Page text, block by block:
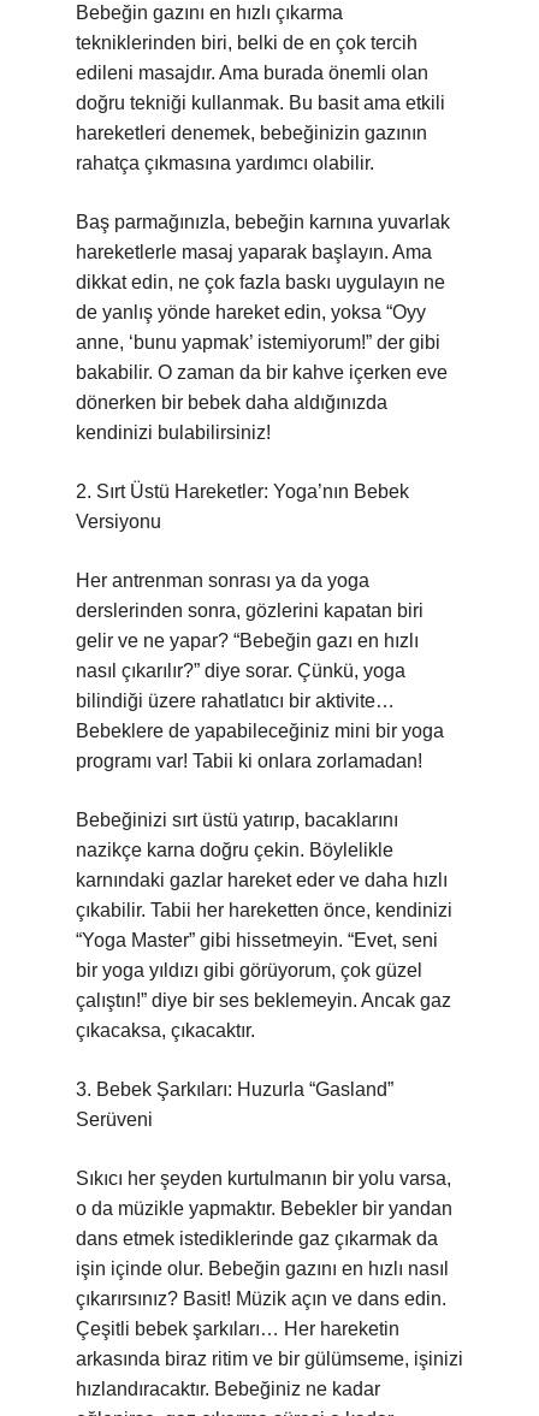
Bebeğin gazını en hızlı çıkarma
tekniklerinden biri, belki de en çok tercih
edileni masajdır. Ama burada önemli olan
doğru tekniği kullanmak. Bu basit ama etkili
hareketleri denemek, bebeğinizin gazının
rahatça çıkmasına yardımcı olabilir.
Baş parmağınızla, bebeğin karnına yuvarlak
hareketlerle masaj yaparak başlayın. Ama
dikkat edin, ne çok fazla baskı uygulayın ne
de yanlış yönde hareket edin, yoksa “Oyy
anne, ‘bunu yapmak’ istemiyorum!” der gibi
bakabilir. O zaman da bir kahve içerken eve
dönerken bir bebek daha aldığınızda
kendinizi bulabilirsiniz!
2. Sırt Üstü Hareketler: Yoga’nın Bebek
Versiyonu
Her antrenman sonrası ya da yoga
derslerinden sonra, gözlerini kapatan biri
gelir ve ne yapar? “Bebeğin gazı en hızlı
nasıl çıkarılır?” diye sorar. Çünkü, yoga
bilindiği üzere rahatlatıcı bir aktivite…
Bebeklere de yapabileceğiniz mini bir yoga
programı var! Tabii ki onlara zorlamadan!
Bebeğinizi sırt üstü yatırıp, bacaklarını
nazikçe karna doğru çekin. Böylelikle
karnındaki gazlar hareket eder ve daha hızlı
çıkabilir. Tabii her hareketten önce, kendinizi
“Yoga Master” gibi hissetmeyin. “Evet, seni
bir yoga yıldızı gibi görüyorum, çok güzel
çalıştın!” diye bir ses beklemeyin. Ancak gaz
çıkacaksa, çıkacaktır.
3. Bebek Şarkıları: Huzurla “Gasland”
Serüveni
Sıkıcı her şeyden kurtulmanın bir yolu varsa,
o da müzikle yapmaktır. Bebekler bir yandan
dans etmek istediklerinde gaz çıkarmak da
işin içinde olur. Bebeğin gazını en hızlı nasıl
çıkarırsınız? Basit! Müzik açın ve dans edin.
Çeşitli bebek şarkıları… Her hareketin
arkasında biraz ritim ve bir gülümseme, işinizi
hızlandıracaktır. Bebeğiniz ne kadar